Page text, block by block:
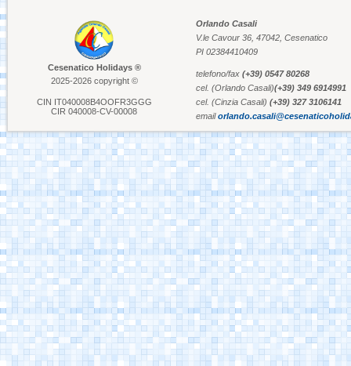
Aquafan Riccione
Parco Oltremare -
Riccione
Fiabilandia Rimini
Italia in Miniatura -
Rimini
Le Navi Acquario -
Cattolica
Porto Canale Cervia
Cesenatico Holidays ®
2025-2026 copyright ©
CIN IT040008B4OOFR3GGG
CIR 040008-CV-00008
Orlando Casali
V.le Cavour 36, 47042, Cesenatico
PI 02384410409
telefono/fax (+39) 0547 80268
cel. (Orlando Casali)(+39) 349 6914991
cel. (Cinzia Casali) (+39) 327 3106141
email